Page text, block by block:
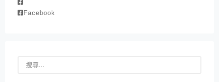
Facebook